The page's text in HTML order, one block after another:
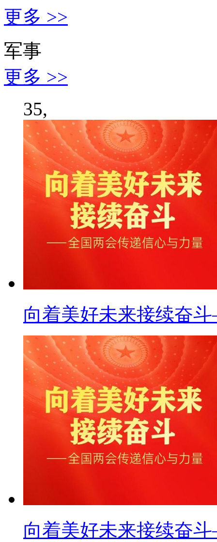
更多 >>
军事
更多 >>
35,
向着美好未来接续奋
向着美好未来接续奋